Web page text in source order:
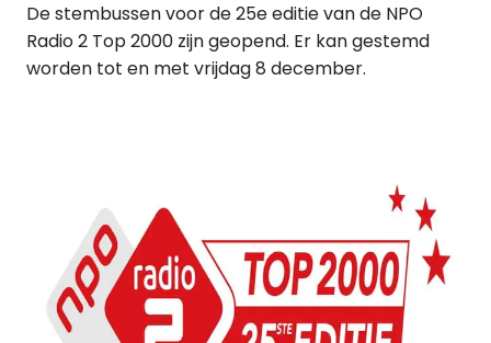
De stembussen voor de 25e editie van de NPO
Radio 2 Top 2000 zijn geopend. Er kan gestemd
worden tot en met vrijdag 8 december.